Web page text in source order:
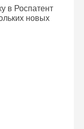
в Роспатент
новых